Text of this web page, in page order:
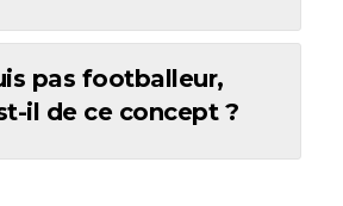
pas footballeur,
il de ce concept ?